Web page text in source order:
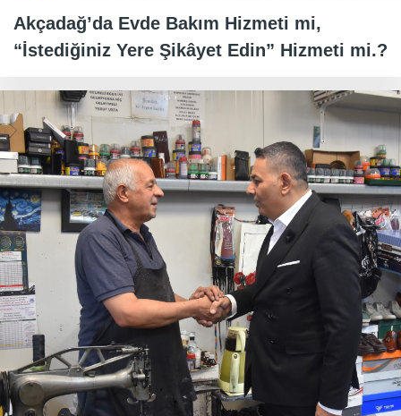
Akçadağ’da Evde Bakım Hizmeti mi,
“İstediğiniz Yere Şikâyet Edin” Hizmeti mi.?